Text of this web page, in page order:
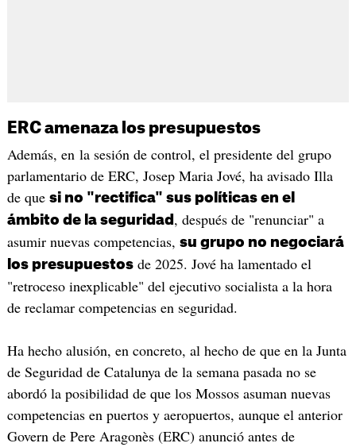
ERC amenaza los presupuestos
Además, en la sesión de control, el presidente del grupo
parlamentario de ERC, Josep Maria Jové, ha avisado Illa
de que si no "rectifica" sus políticas en el
ámbito de la seguridad , después de "renunciar" a
asumir nuevas competencias, su grupo no negociará
los presupuestosde 2025. Jové ha lamentado el
"retroceso inexplicable" del ejecutivo socialista a la hora
de reclamar competencias en seguridad.
Ha hecho alusión, en concreto, al hecho de que en la Junta
de Seguridad de Catalunya de la semana pasada no se
abordó la posibilidad de que los Mossos asuman nuevas
competencias en puertos y aeropuertos, aunque el anterior
Govern de Pere Aragonès (ERC) anunció antes de